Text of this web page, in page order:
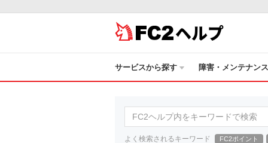
ヘルプ
サービスから探す 障害・メンテナン
よく検索されるキーワード FC2ポイント